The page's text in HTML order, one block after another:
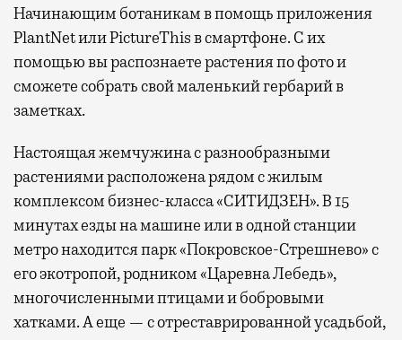
Начинающим ботаникам в помощь приложения
PlantNet или PictureThis в смартфоне. С их
помощью вы распознаете растения по фото и
сможете собрать свой маленький гербарий в
заметках.
Настоящая жемчужина с разнообразными
растениями расположена рядом с жилым
комплексом бизнес-класса «СИТИДЗЕН». В 15
минутах езды на машине или в одной станции
метро находится парк «Покровское-Стрешнево» с
его экотропой, родником «Царевна Лебедь»,
многочисленными птицами и бобровыми
хатками. А еще — с отреставрированной усадьбой,